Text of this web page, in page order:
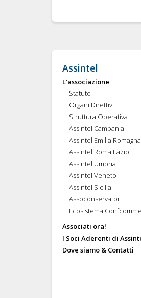
Assintel
L’associazione
Statuto
Organi Direttivi
Struttura Operativa
Assintel Campania
Assintel Emilia Romagna
Assintel Roma Lazio
Assintel Umbria
Assintel Veneto
Assintel Sicilia
Assoconservatori
Ecosistema
Associati ora!
I Soci Aderenti di
Dove siamo & Contatti